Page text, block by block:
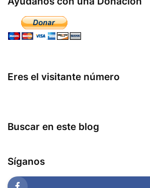
Eres el visitante número
Buscar en este blog
Síganos